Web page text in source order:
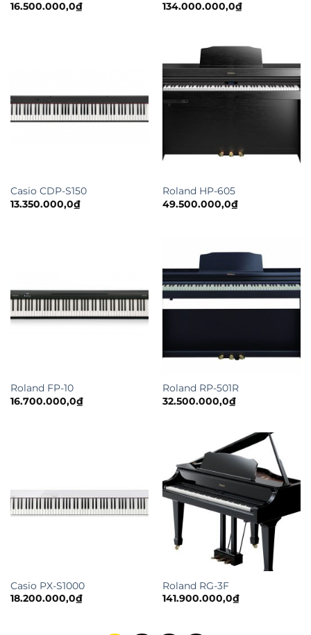
16.500.000,0₫
134.000.000,0₫
Casio CDP-S150
13.350.000,0₫
Roland HP-605
49.500.000,0₫
Roland FP-10
16.700.000,0₫
Roland RP-501R
32.500.000,0₫
Casio PX-S1000
18.200.000,0₫
Roland RG-3F
141.900.000,0₫